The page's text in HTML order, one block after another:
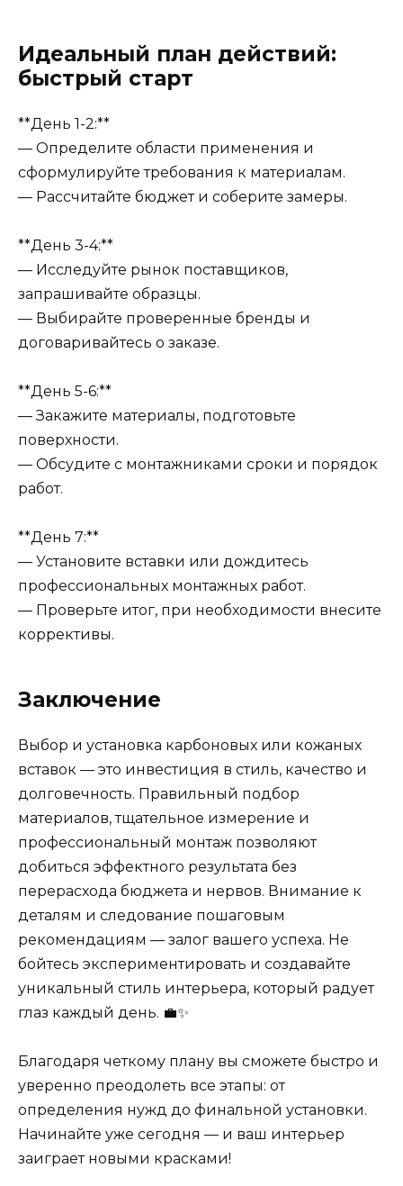
Идеальный план действий:
быстрый старт
**День 1-2:**
— Определите области применения и
сформулируйте требования к материалам.
— Рассчитайте бюджет и соберите замеры.
**День 3-4:**
— Исследуйте рынок поставщиков,
запрашивайте образцы.
— Выбирайте проверенные бренды и
договаривайтесь о заказе.
**День 5-6:**
— Закажите материалы, подготовьте
поверхности.
— Обсудите с монтажниками сроки и порядок
работ.
**День 7:**
— Установите вставки или дождитесь
профессиональных монтажных работ.
— Проверьте итог, при необходимости внесите
коррективы.
Заключение
Выбор и установка карбоновых или кожаных
вставок — это инвестиция в стиль, качество и
долговечность. Правильный подбор
материалов, тщательное измерение и
профессиональный монтаж позволяют
добиться эффектного результата без
перерасхода бюджета и нервов. Внимание к
деталям и следование пошаговым
рекомендациям — залог вашего успеха. Не
бойтесь экспериментировать и создавайте
уникальный стиль интерьера, который радует
глаз каждый день. 💼✨
Благодаря четкому плану вы сможете быстро и
уверенно преодолеть все этапы: от
определения нужд до финальной установки.
Начинайте уже сегодня — и ваш интерьер
заиграет новыми красками!